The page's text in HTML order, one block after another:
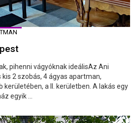
pihenni vágyóknak ideálisAz Ani
2 szobás, 4 ágyas apartman,
kerületében, a II. kerületben. A lakás egy
egyik ...